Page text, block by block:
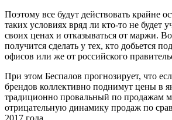
Поэтому все будут действовать крайне
таких условиях вряд ли кто-то не будет
своих ценах и отказываться от маржи.
получится сделать у тех, кто добьется
офисов или же от российского
При этом Беспалов прогнозирует, что
брендов коллективно поднимут цены в
традиционно провальный по продажам
отрицательную динамику продаж по
2017 года.